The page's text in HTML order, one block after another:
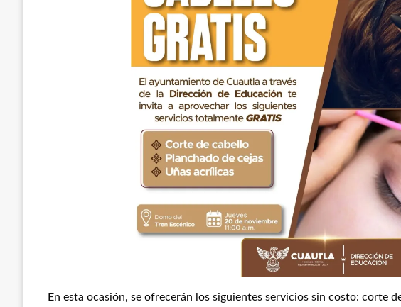
En esta ocasión, se ofrecerán los siguientes servicios sin costo: corte